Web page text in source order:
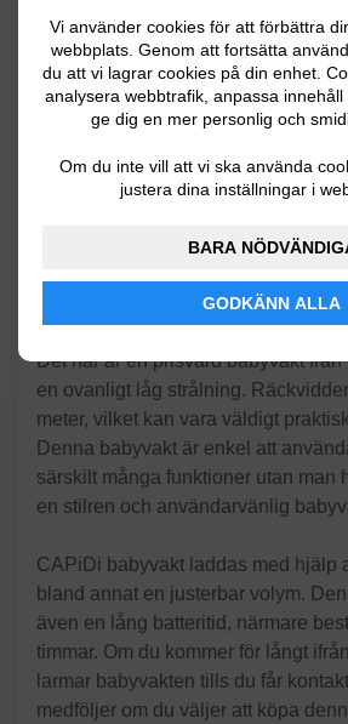
Vi använder cookies för att förbättra
webbplats. Genom att fortsätta
du att vi lagrar cookies på din enhet.
analysera webbtrafik, anpassa
ge dig en mer personlig och
Om du inte vill att vi ska använda
justera dina inställningar i
BARA
GODKÄNN ALLA
Typ: Ljud
Fem års garanti
Det här är en prisvärd babyvakt
en ovanligt låg strålning.
meter, vilket kan vara väldigt
Denna babyvakt är enkel att
särskilt många funktioner utan man
en stilren och användarvänlig
CAPiDi babyvakt laddas med hjälp
bland annat en justerbar volym.
även en lång batteritid, närmare
timmar. Om du kommer för långt
larmar babyvakten tills du får
medföljer om du väljer att köpa